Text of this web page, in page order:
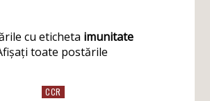
cu eticheta imunitate
toate postările
CCR